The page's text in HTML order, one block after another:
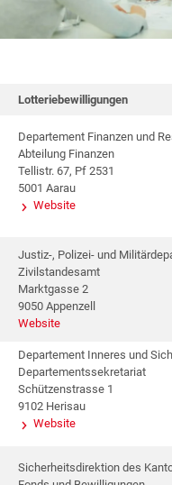
Lotteriebewilligungen
Departement Finanzen und
Abteilung Finanzen
Tellistr. 67, Pf 2531
5001 Aarau
Website
Justiz-, Polizei- und
Zivilstandesamt
Marktgasse 2
9050 Appenzell
Website
Departement Inneres und
Departementssekretariat
Schützenstrasse 1
9102 Herisau
Website
Sicherheitsdirektion des